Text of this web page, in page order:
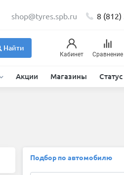
shop@tyres.spb.ru 8 (812)
Найти
Кабинет Сравнение
Акции Магазины
Подбор по автомобилю